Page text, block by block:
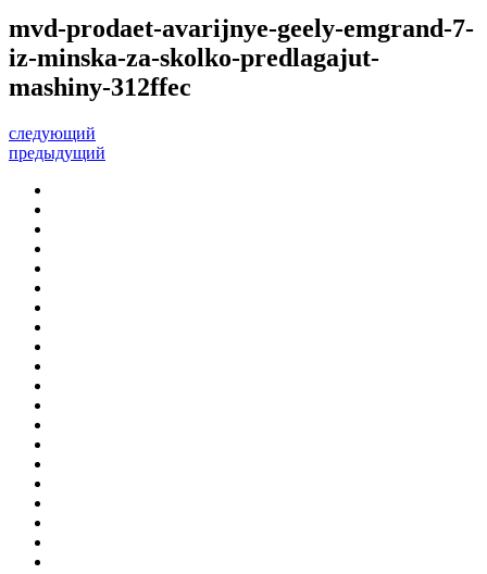
mvd-prodaet-avarijnye-geely-emgrand-7-
iz-minska-za-skolko-predlagajut-
mashiny-312ffec
следующий
предыдущий